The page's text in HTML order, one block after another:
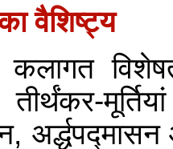
वैशिष्ट्य
कलागत